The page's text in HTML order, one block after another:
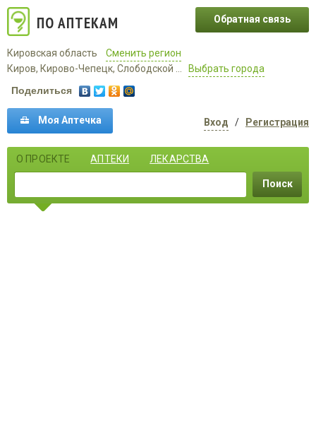
ПО АПТЕКАМ
Кировская область
Сменить регион
Киров, Кирово-Чепецк, Слободской ...
Выбрать города
Обратная связь
Поделиться
Моя Аптечка Вход / Регистрация
О ПРОЕКТЕ АПТЕКИ ЛЕКАРСТВА
Поиск